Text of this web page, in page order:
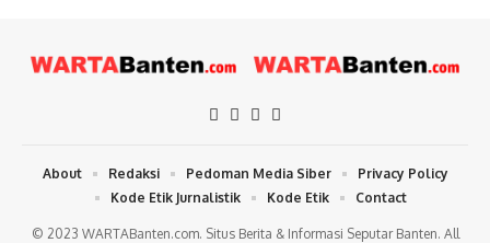
© 2023 WARTABanten.com. Situs Berita & Informasi Seputar Banten. All
About Redaksi Pedoman Media Siber
Privacy Policy
Kode Etik Jurnalistik
Kode Etik Contact